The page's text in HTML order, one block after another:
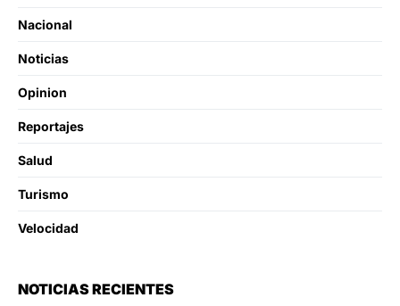
Nacional
Noticias
Opinion
Reportajes
Salud
Turismo
Velocidad
NOTICIAS RECIENTES